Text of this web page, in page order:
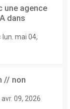
une agence
dans
lun. mai 04,
// non
avr. 09, 2026